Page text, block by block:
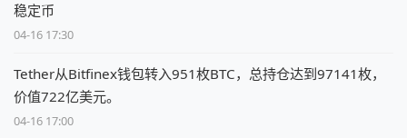
稳定币
04-16 17:30
Tether从Bitfinex钱包转入951枚BTC，总持仓达到97141枚，
价值722亿美元。
04-16 17:00